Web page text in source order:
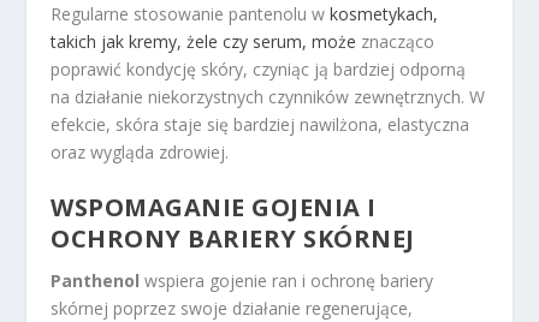
Regularne stosowanie pantenolu wkosmetykach,
takich jak kremy, żele czy serum, może znacząco
poprawić kondycję skóry, czyniąc ją bardziej odporną
na działanie niekorzystnych czynników zewnętrznych. W
efekcie, skóra staje się bardziej nawilżona, elastyczna
oraz wygląda zdrowiej.
WSPOMAGANIE GOJENIA I
OCHRONY BARIERY SKÓRNEJ
Panthenol wspiera gojenie ran i ochronę bariery
skórnej poprzez swoje działanie regenerujące,